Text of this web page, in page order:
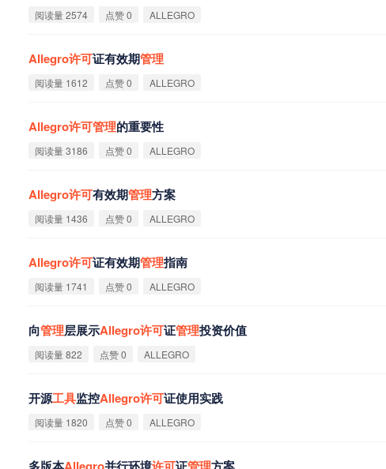
阅读量 2574 点赞 0 ALLEGRO
Allegro许可证有效期管理
阅读量 1612 点赞 0 ALLEGRO
Allegro许可管理的重要性
阅读量 3186 点赞 0 ALLEGRO
Allegro许可有效期管理方案
阅读量 1436 点赞 0 ALLEGRO
Allegro许可证有效期管理指南
阅读量 1741 点赞 0 ALLEGRO
向管理层展示Allegro许可证管理投资价值
阅读量 822 点赞 0 ALLEGRO
开源工具监控Allegro许可证使用实践
阅读量 1820 点赞 0 ALLEGRO